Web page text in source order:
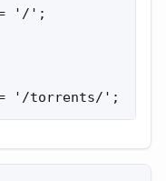
= '/';
= '/torrents/';